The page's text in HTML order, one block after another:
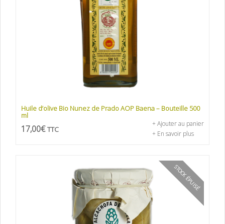
Huile d’olive Bio Nunez de Prado AOP Baena – Bouteille 500
ml
17,00€ TTC
+ Ajouter au panier
+ En savoir plus
STOCK ÉPUISÉ